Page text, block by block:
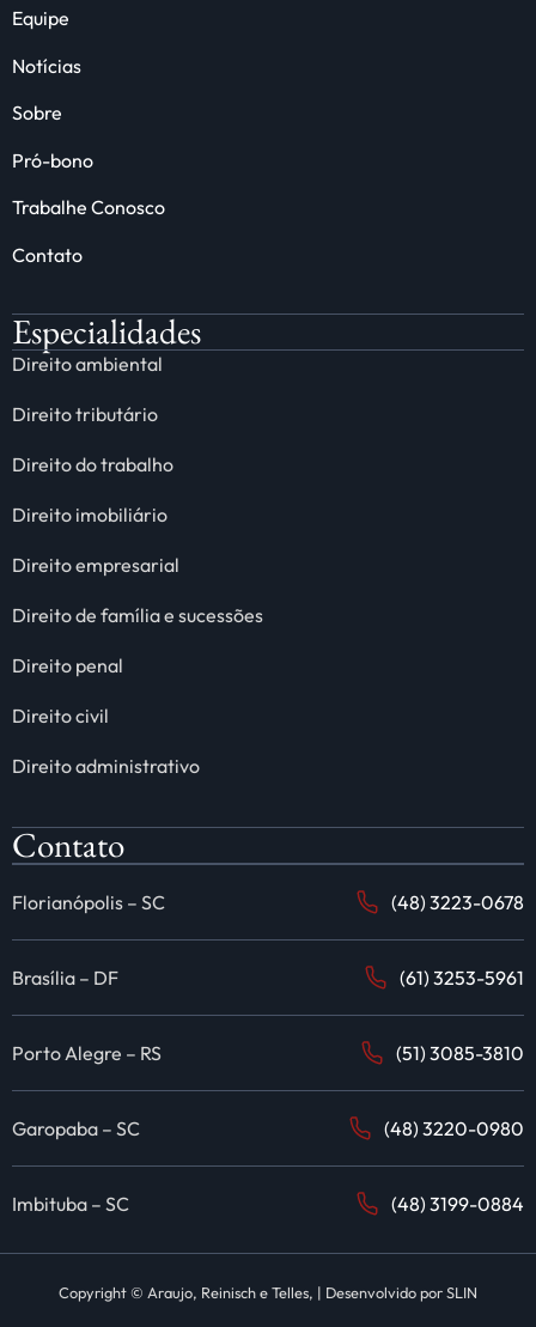
Equipe
Notícias
Sobre
Pró-bono
Trabalhe Conosco
Contato
Especialidades
Direito ambiental
Direito tributário
Direito do trabalho
Direito imobiliário
Direito empresarial
Direito de família e sucessões
Direito penal
Direito civil
Direito administrativo
Contato
Florianópolis – SC (48) 3223-0678
Brasília – DF (61) 3253-5961
Porto Alegre – RS (51) 3085-3810
Garopaba – SC (48) 3220-0980
Imbituba – SC (48) 3199-0884
Copyright © Araujo, Reinisch e Telles, | Desenvolvido porSLIN